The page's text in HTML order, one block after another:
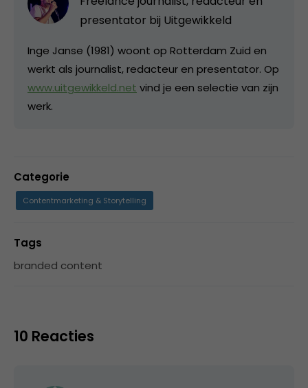
presentator bij Uitgewikkeld
Inge Janse (1981) woont op Rotterdam Zuid en
werkt als journalist, redacteur en presentator. Op
www.uitgewikkeld.net vind je een selectie van zijn
werk.
Categorie
Contentmarketing & Storytelling
Tags
branded content
10 Reacties